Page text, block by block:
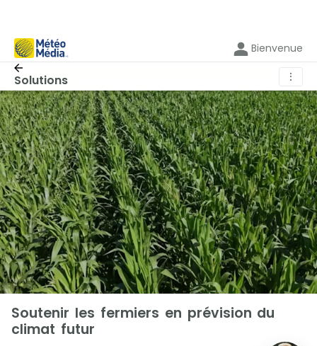
Bienvenue
Solutions ⋮
Soutenir les fermiers en prévision du
climat futur